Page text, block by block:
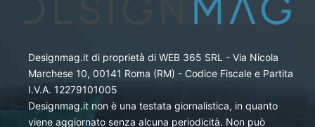
Designmag.it di proprietà di WEB 365 SRL - Via Nicola
Marchese 10, 00141 Roma (RM) - Codice Fiscale e Partita
I.V.A. 12279101005
Designmag.it non è una testata giornalistica, in quanto
viene aggiornato senza alcuna periodicità. Non può